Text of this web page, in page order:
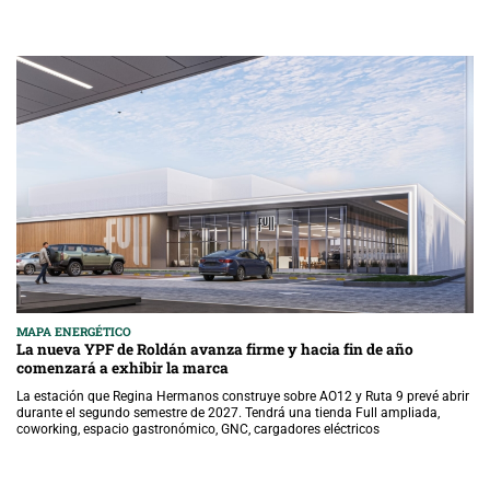
MAPA ENERGÉTICO
La nueva YPF de Roldán avanza firme y hacia fin de año
comenzará a exhibir la marca
La estación que Regina Hermanos construye sobre AO12 y Ruta 9 prevé abrir
durante el segundo semestre de 2027. Tendrá una tienda Full ampliada,
coworking, espacio gastronómico, GNC, cargadores eléctricos